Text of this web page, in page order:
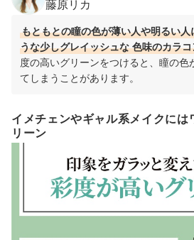
藤原リカ
もともとの瞳の色が薄い人や明るい
うな少しグレイッシュな 色味のカラ
度の高いグリーンをつけると、瞳の
てしまうことがあります。
イメチェンやギャル系メイクに
リーン